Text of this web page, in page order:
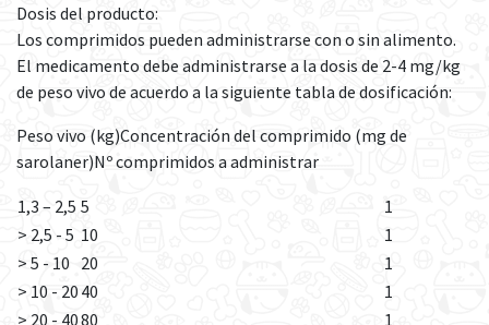
Dosis del producto:
Los comprimidos pueden administrarse con o sin alimento.
El medicamento debe administrarse a la dosis de 2-4 mg/kg
de peso vivo de acuerdo a la siguiente tabla de dosificación:
Peso vivo (kg)Concentración del comprimido (mg de
sarolaner)Nº comprimidos a administrar
1,3 – 2,5 5
1
> 2,5 - 5 10
1
> 5 - 10 20
1
> 10 - 20 40
1
> 20 - 4080
1